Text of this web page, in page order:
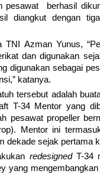
pesawat berhasil
diangkut dengan
TNI Azman Yunus,
dan digunakan
digunakan sebagai
katanya.
tersebut adalah
T-34 Mentor yang
pesawat propeller
Mentor ini
dekade sejak pertama
redesignedT-34
yang